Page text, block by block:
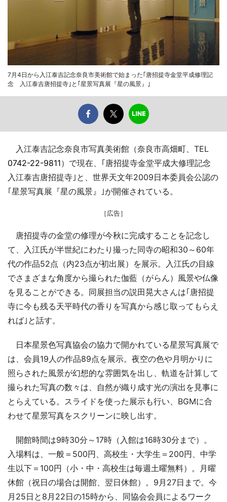
7月4日から入江泰吉記念奈良市美術館で始まった｢唐招提寺金堂平成修理記
念 入江泰吉唐招提寺｣と｢星景写真展『星の風景』｣
入江泰吉記念奈良市写真美術館（奈良市高畑町、TEL
0742-22-9811）で現在、｢唐招提寺金堂平成大修理記念
入江泰吉唐招提寺｣と、世界天文年2009日本委員会公認の
｢星景写真展『星の風景』｣が開催されている。
［広告］
唐招提寺の金堂の修理が今秋に完成することを記念し
て、入江氏が半世紀にわたり撮った同寺の昭和30～60年
代の作品52点（内23点が初出展）を展示。入江氏の目線
でさまざまな角度から撮られた伽藍（がらん）風景や仏像
を見ることができる。同展担当の説田晃大さんは｢唐招提
寺に今も残る天平時代の香りを写真から感じ取ってもらえ
れば｣と話す。
日本星景色写真協会の協力で開かれている星景写真展で
は、会員19人の作品89点を展示。夜空の色や月明かりに
照らされた風景が幻想的な雰囲気を出し、軌道を計算して
撮られた写真の数々は、自然が織り成す光の演出を見事に
とらえている。スライドを使った展示も行い、BGMに合
わせて星景写真をスクリーンに映し出す。
開館時間は9時30分～17時（入館は16時30分まで）。
入場料は、一般＝500円、高校生・大学生＝200円、中学
生以下＝100円（小・中・高校生は毎週土曜無料）。月曜
休館（祝日の場合は開館、翌日休館）。9月27日まで。今
月25日と8月22日の15時から、同協会会員によるワーク